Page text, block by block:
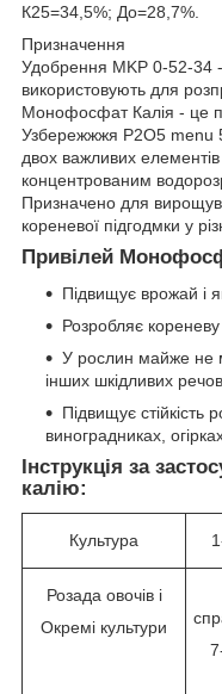
К25=34,5%; До=28,7%.
Призначення
Удобрення MKP 0-52-34
використовують для
Монофосфат Калія - це
Узбережжжя P2O5 menu
двох важливих
концентрованим
Призначено для
кореневої підгодмки у
Привілей
Підвищує врожай і
Розробляє
У рослин майже не
інших шкідливих
Підвищує
виноградниках,
Інструкція за
калію:
Культура
Розада овочів і
Окремі культури